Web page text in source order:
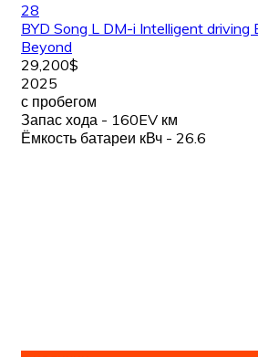
28
BYD Song L DM-i Intelligent driving
Beyond
29,200$
2025
с пробегом
Запас хода - 160EV км
Ёмкость батареи кВч - 26.6